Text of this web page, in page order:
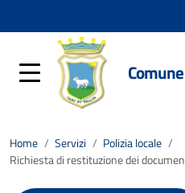
Home / Servizi / Polizia locale /
Richiesta di restituzione dei